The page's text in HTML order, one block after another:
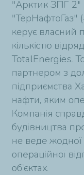
"Арктик ЗПГ 2"
"ТерНафтоГаз"
керує власний
кількістю
TotalEnergies.
партнером з
підприємства
нафти, яким
Компанія
будівництва
не веде жодної
операційної
об’єктах.